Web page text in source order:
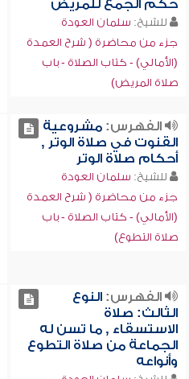
حكم الجمع للمريض
للشيخ: سلمان العودة
جزء من محاضرة ( شرح العمدة
(الأمالي) - كتاب الصلاة - باب
صلاة المريض)
الفهرس:مشروعية
القنوت في صلاة الوتر ,
أحكام صلاة الوتر
للشيخ: سلمان العودة
جزء من محاضرة ( شرح العمدة
(الأمالي) - كتاب الصلاة - باب
صلاة التطوع)
الفهرس:النوع
الثالث: صلاة
الاستسقاء , ما تسن له
الجماعة من صلاة التطوع
وأنواعه